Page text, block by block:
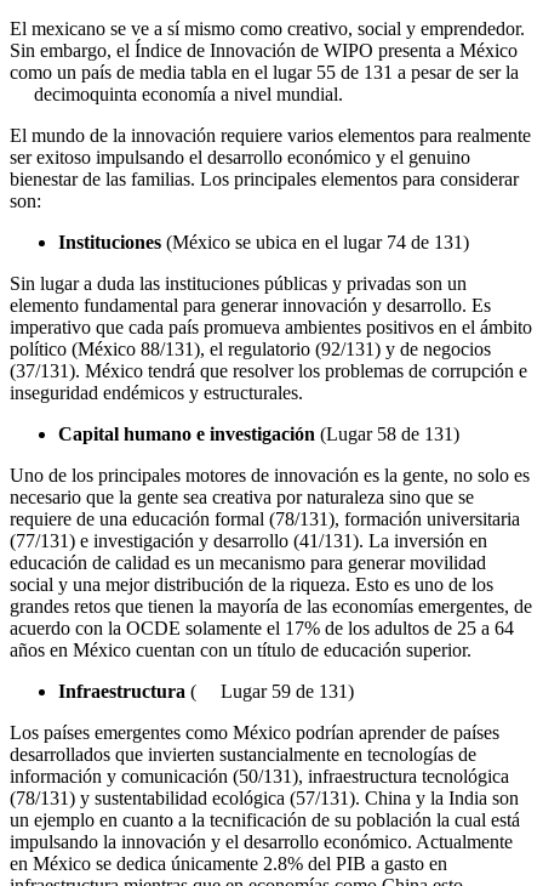
El mexicano se ve a sí mismo como creativo, social y emprendedor.
Sin embargo, el Índice de Innovación de WIPO presenta a México
como un país de media tabla en el lugar 55 de 131 a pesar de ser la
decimoquinta economía a nivel mundial.
El mundo de la innovación requiere varios elementos para realmente
ser exitoso impulsando el desarrollo económico y el genuino
bienestar de las familias. Los principales elementos para considerar
son:
Instituciones (México se ubica en el lugar 74 de 131)
Sin lugar a duda las instituciones públicas y privadas son un
elemento fundamental para generar innovación y desarrollo. Es
imperativo que cada país promueva ambientes positivos en el ámbito
político (México 88/131), el regulatorio (92/131) y de negocios
(37/131). México tendrá que resolver los problemas de corrupción e
inseguridad endémicos y estructurales.
Capital humano e investigación (Lugar 58 de 131)
Uno de los principales motores de innovación es la gente, no solo es
necesario que la gente sea creativa por naturaleza sino que se
requiere de una educación formal (78/131), formación universitaria
(77/131) e investigación y desarrollo (41/131). La inversión en
educación de calidad es un mecanismo para generar movilidad
social y una mejor distribución de la riqueza. Esto es uno de los
grandes retos que tienen la mayoría de las economías emergentes, de
acuerdo con la OCDE solamente el 17% de los adultos de 25 a 64
años en México cuentan con un título de educación superior.
Infraestructura (
Lugar 59 de 131)
Los países emergentes como México podrían aprender de países
desarrollados que invierten sustancialmente en tecnologías de
información y comunicación (50/131), infraestructura tecnológica
(78/131) y sustentabilidad ecológica (57/131). China y la India son
un ejemplo en cuanto a la tecnificación de su población la cual está
impulsando la innovación y el desarrollo económico. Actualmente
en México se dedica únicamente 2.8% del PIB a gasto en